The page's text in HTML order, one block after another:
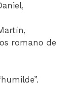
romano de